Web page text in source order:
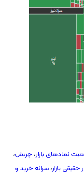
نمادهای بازار، چربش،
بازار،سرانه خرید و